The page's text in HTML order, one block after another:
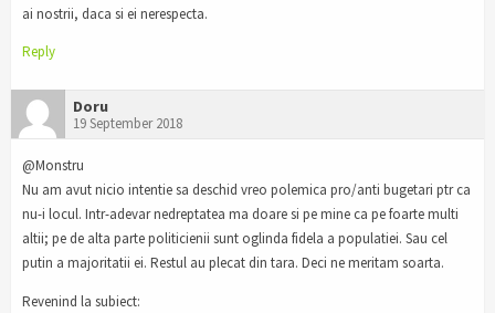
ai nostrii, daca si ei nerespecta.
Reply
Doru
19 September 2018
@Monstru
Nu am avut nicio intentie sa deschid vreo polemica pro/anti bugetari ptr ca
nu-i locul. Intr-adevar nedreptatea ma doare si pe mine ca pe foarte multi
altii; pe de alta parte politicienii sunt oglinda fidela a populatiei. Sau cel
putin a majoritatii ei. Restul au plecat din tara. Deci ne meritam soarta.
Revenind la subiect: